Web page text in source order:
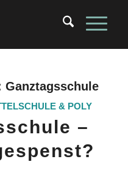
Ganztagsschule
& POLY
–